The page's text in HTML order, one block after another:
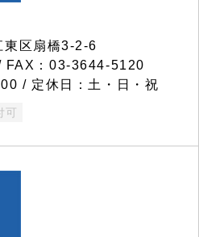
区扇橋3-2-6
：03-3644-5120
/ 定休日：土・日・祝
可